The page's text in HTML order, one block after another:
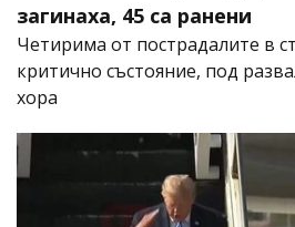
загинаха, 45 са ранени
Четирима от пострадалите в
критично състояние, под
хора